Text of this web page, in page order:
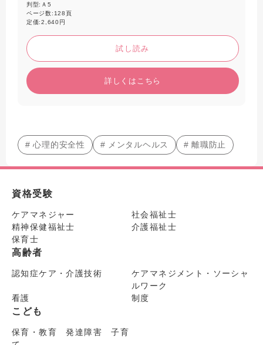
のヒントが満載。
判型: Ａ5
ページ数: 128頁
定価:2,640円
試し読み
詳しくはこちら
# 心理的安全性 # メンタルヘルス # 離職防止
資格受験
ケアマネジャー
社会福祉士
精神保健福祉士
介護福祉士
保育士
高齢者
認知症ケア・介護技術
ケアマネジメント・ソーシャ
ルワーク
看護
制度
こども
保育・教育 発達障害 子育